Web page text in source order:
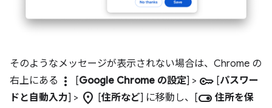
そのようなメッセージが表示されない場合は、Chrome の
右上にある more_vert [Google Chrome の設定] > key [パスワー
ドと自動入力] > location_on [住所など] に移動し、[toggle_on 住所を保